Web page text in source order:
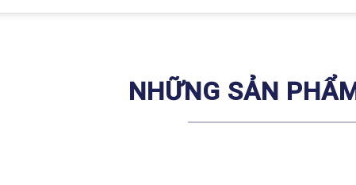
NHỮNG SẢN